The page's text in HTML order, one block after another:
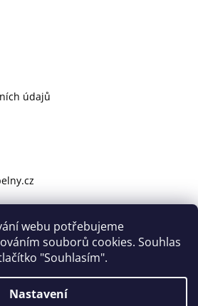
webu potřebujeme
souborů cookies. Souhlas
"Souhlasím".
Nastavení
údajů
vyberovekoupelny/